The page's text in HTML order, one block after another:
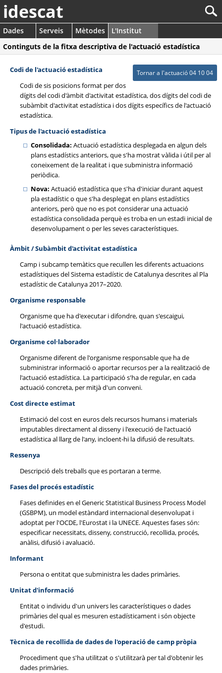
idescat
Dades Serveis Mètodes
L'Institut
Continguts de la fitxa descriptiva de l'actuació estadística
Tornar a l'actuació 04 10 04
Codi de l'actuació estadística
Codi de sis posicions format per dos
dígits del codi d'àmbit d'activitat estadística, dos dígits del codi de
subàmbit d'activitat estadística i dos dígits específics de l'actuació
estadística.
Tipus de l'actuació estadística
Consolidada: Actuació estadística desplegada en algun dels
plans estadístics anteriors, que s'ha mostrat vàlida i útil per al
coneixement de la realitat i que subministra informació
periòdica.
Nova: Actuació estadística que s'ha d'iniciar durant aquest
pla estadístic o que s'ha desplegat en plans estadístics
anteriors, però que no es pot considerar una actuació
estadística consolidada perquè es troba en un estadi inicial de
desenvolupament o per les seves característiques.
Àmbit / Subàmbit d'activitat estadística
Camp i subcamp temàtics que recullen les diferents actuacions
estadístiques del Sistema estadístic de Catalunya descrites al Pla
estadístic de Catalunya 2017–2020.
Organisme responsable
Organisme que ha d'executar i difondre, quan s'escaigui,
l'actuació estadística.
Organisme col·laborador
Organisme diferent de l'organisme responsable que ha de
subministrar informació o aportar recursos per a la realització de
l'actuació estadística. La participació s'ha de regular, en cada
actuació concreta, per mitjà d'un conveni.
Cost directe estimat
Estimació del cost en euros dels recursos humans i materials
imputables directament al disseny i l'execució de l'actuació
estadística al llarg de l'any, incloent-hi la difusió de resultats.
Ressenya
Descripció dels treballs que es portaran a terme.
Fases del procés estadístic
Fases definides en el Generic Statistical Business Process Model
(GSBPM), un model estàndard internacional desenvolupat i
adoptat per l'OCDE, l'Eurostat i la UNECE. Aquestes fases són:
especificar necessitats, disseny, construcció, recollida, procés,
anàlisi, difusió i avaluació.
Informant
Persona o entitat que subministra les dades primàries.
Unitat d'informació
Entitat o individu d'un univers les característiques o dades
primàries del qual es mesuren estadísticament i són objecte
d'estudi.
Tècnica de recollida de dades de l'operació de camp pròpia
Procediment que s'ha utilitzat o s'utilitzarà per tal d'obtenir les
dades primàries.